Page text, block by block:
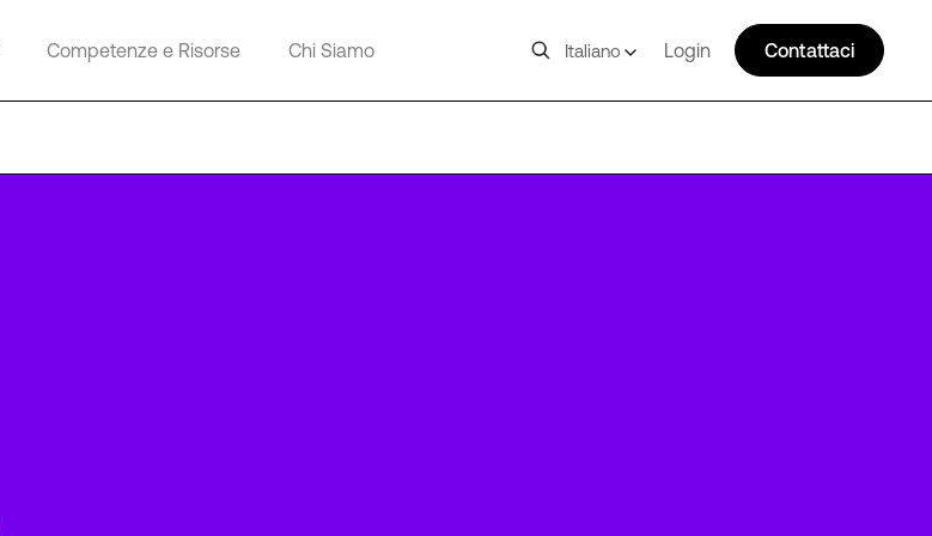
Competenze e Risorse Chi Siamo Italiano Login Contattaci